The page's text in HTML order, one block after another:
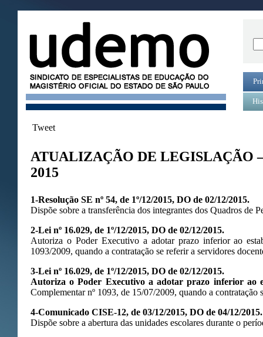
Tweet
ATUALIZAÇÃO DE LEGISLAÇÃO
2015
1-Resolução SE nº 54, de 1º/12/2015, DO de 02/12/2015.
Dispõe sobre a transferência dos integrantes dos Quadros de
2-Lei nº 16.029, de 1º/12/2015, DO de 02/12/2015.
Autoriza o Poder Executivo a adotar prazo inferior ao
1093/2009, quando a contratação se referir a servidores
3-Lei nº 16.029, de 1º/12/2015, DO de 02/12/2015.
Autoriza o Poder Executivo a adotar prazo inferior ao
Complementar nº 1093, de 15/07/2009, quando a contratação
4-Comunicado CISE-12, de 03/12/2015, DO de 04/12/2015.
Dispõe sobre a abertura das unidades escolares durante o